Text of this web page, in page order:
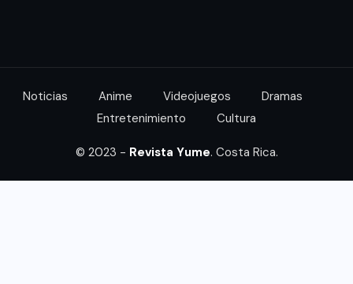
Noticias Anime Videojuegos
Dramas
Entretenimiento
Cultura
© 2023 - Revista Yume. Costa Rica.